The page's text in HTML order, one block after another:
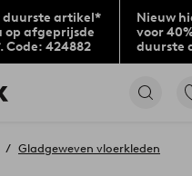
duurste artikel*
op afgeprijsde
424882
Nieuw
voor
duurste
Gladgeweven vloerkleden